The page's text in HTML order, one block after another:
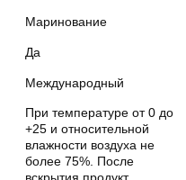
Маринование
Да
Международный
При температуре от 0 до
+25 и относительной
влажности воздуха не
более 75%. После